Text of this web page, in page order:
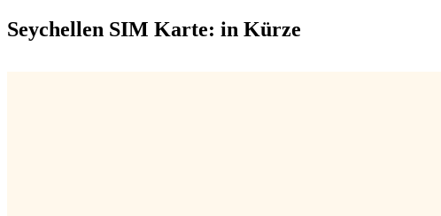
Seychellen SIM Karte: in Kürze